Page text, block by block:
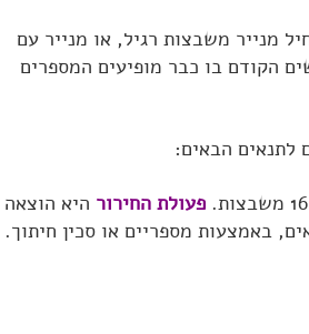
מנייר משבצות רגיל, או מנייר עם
הקודם בו כבר מופיעים המספרים
לתנאים הבאים:
פעולת החירור היא הוצאה
באמצעות מספריים או סכין חיתוך.